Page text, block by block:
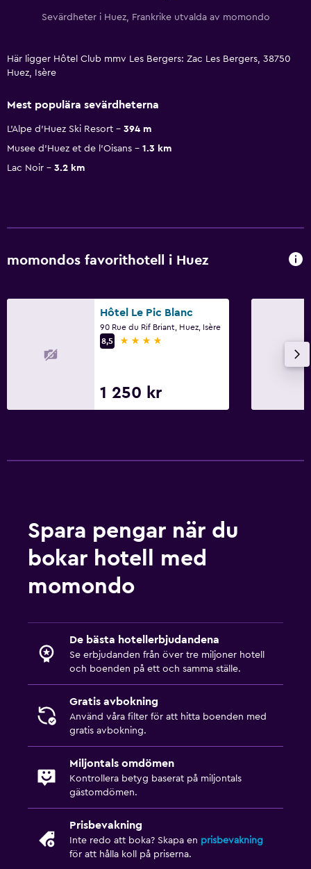
Sevärdheter i Huez, Frankrike utvalda av momondo
Här ligger Hôtel Club mmv Les Bergers: Zac Les Bergers, 38750
Huez, Isère
Mest populära sevärdheterna
L'Alpe d'Huez Ski Resort
394 m
Musee d'Huez et de l'Oisans
1.3 km
Lac Noir
3.2 km
momondos favorithotell i Huez
Hôtel Le Pic Blanc
90 Rue du Rif Briant, Huez, Isère
8,5
4 stjärnor
1 250 kr
Spara pengar när du
bokar hotell med
momondo
De bästa hotellerbjudandena
Se erbjudanden från över tre miljoner hotell
och boenden på ett och samma ställe.
Gratis avbokning
Använd våra filter för att hitta boenden med
gratis avbokning.
Miljontals omdömen
Kontrollera betyg baserat på miljontals
gästomdömen.
Prisbevakning
Inte redo att boka? Skapa en prisbevakning
för att hålla koll på priserna.